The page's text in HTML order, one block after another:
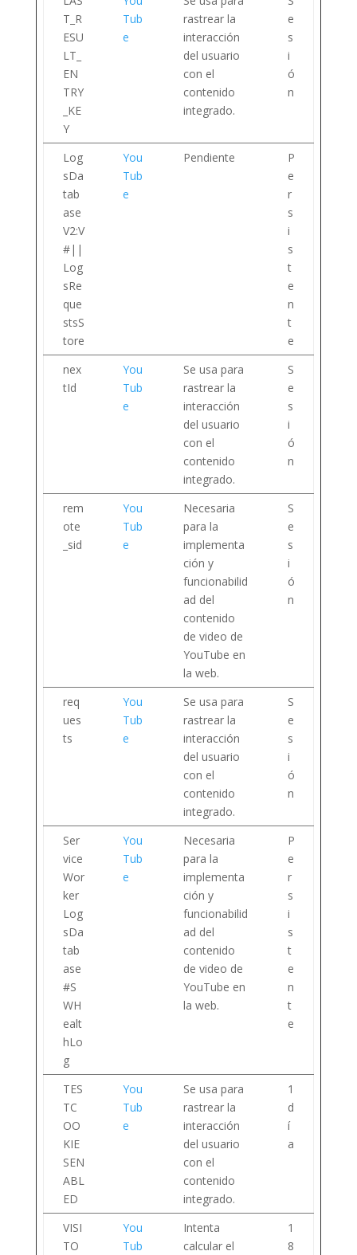
T_R
ESU
LT_
EN
TRY
_KE
Y
Tub
e
rastrear la
interacción
del usuario
con el
contenido
integrado.
e
s
i
ó
n
Log
sDa
tab
ase
V2:V
#||
Log
sRe
que
stsS
tore
You
Tub
e
Pendiente
P
e
r
s
i
s
t
e
n
t
e
nex
tId
You
Tub
e
Se usa para
rastrear la
interacción
del usuario
con el
contenido
integrado.
S
e
s
i
ó
n
rem
ote
_sid
You
Tub
e
Necesaria
para la
implementa
ción y
funcionabilid
ad del
contenido
de video de
YouTube en
la web.
S
e
s
i
ó
n
req
ues
ts
You
Tub
e
Se usa para
rastrear la
interacción
del usuario
con el
contenido
integrado.
S
e
s
i
ó
n
Ser
vice
Wor
ker
Log
sDa
tab
ase
#S
WH
ealt
hLo
g
You
Tub
e
Necesaria
para la
implementa
ción y
funcionabilid
ad del
contenido
de video de
YouTube en
la web.
P
e
r
s
i
s
t
e
n
t
e
TES
TC
OO
KIE
SEN
ABL
ED
You
Tub
e
Se usa para
rastrear la
interacción
del usuario
con el
contenido
integrado.
1
d
í
a
VISI
TO
You
Tub
Intenta
calcular el
1
8